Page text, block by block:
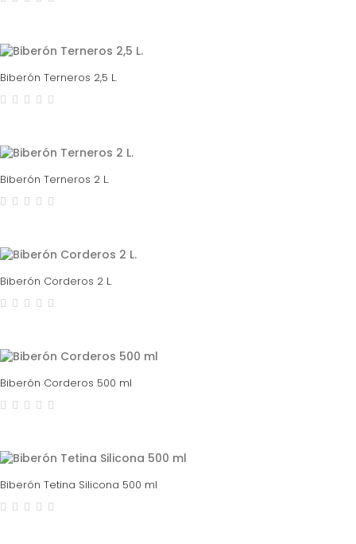
Biberón Terneros 2,5 L.
Biberón Terneros 2 L.
Biberón Corderos 2 L.
Biberón Corderos 500 ml
Biberón Tetina Silicona 500 ml